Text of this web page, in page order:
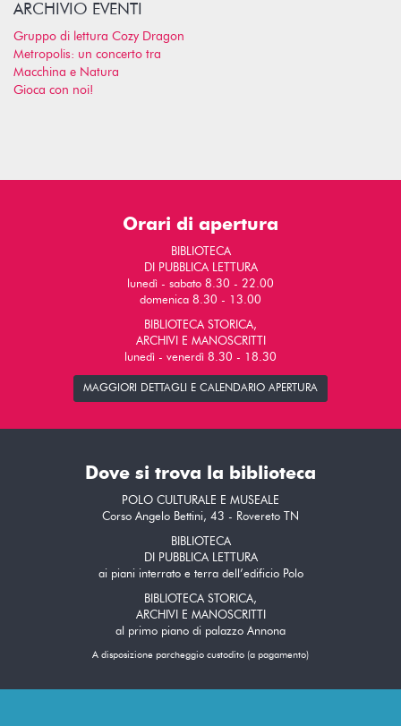
ARCHIVIO EVENTI
Gruppo di lettura Cozy Dragon
Metropolis: un concerto tra
Macchina e Natura
Gioca con noi!
Orari di apertura
BIBLIOTECA
DI PUBBLICA LETTURA
lunedì - sabato 8.30 - 22.00
domenica 8.30 - 13.00
BIBLIOTECA STORICA,
ARCHIVI E MANOSCRITTI
lunedì - venerdì 8.30 - 18.30
MAGGIORI DETTAGLI E CALENDARIO APERTURA
Dove si trova la biblioteca
POLO CULTURALE E MUSEALE
Corso Angelo Bettini, 43 - Rovereto TN
BIBLIOTECA
DI PUBBLICA LETTURA
ai piani interrato e terra dell’edificio Polo
BIBLIOTECA STORICA,
ARCHIVI E MANOSCRITTI
al primo piano di palazzo Annona
A disposizione parcheggio custodito (a pagamento)